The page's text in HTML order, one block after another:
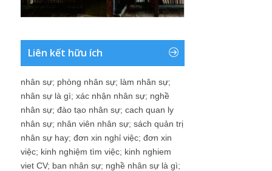
Liên kết hữu ích
nhân sự; phòng nhân sự; làm nhân sự;
nhân sự là gì; xác nhận nhân sự; nghề
nhân sự; đào tạo nhân sự; cach quan ly
nhân sự; nhân viên nhân sự; sách quản trị
nhân sự hay; đơn xin nghỉ việc; đơn xin
việc; kinh nghiệm tìm việc; kinh nghiem
viet CV; ban nhân sự; nghề nhân sự là gì;